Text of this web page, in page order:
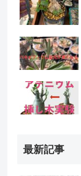
最新記事